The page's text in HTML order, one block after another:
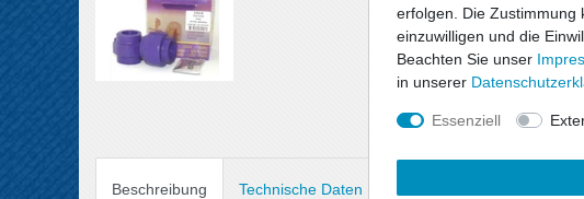
Beschreibung Technische Daten
erfolgen. Die Zustimmung
einzuwilligen und die
Beachten Sie unser
in unserer
Essenziell